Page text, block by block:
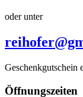
oder unter
Geschenkgutschein
Öffnungszeiten